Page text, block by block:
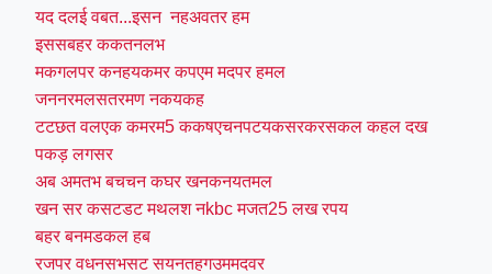
यद दलई वबत...इसन नहअवतर हम
इससबहर ककतनलभ
मकगलपर कनहयकमर कपएम मदपर हमल
जननरमलसतरमण नकयकह
टटछत वलएक कमरम5 ककषएचनपटयकसरकरसकल कहल दख
पकड़ लगसर
अब अमतभ बचचन कघर खनकनयतमल
खन सर कसटडट मथलश नkbc मजत25 लख रपय
बहर बनमडकल हब
रजपर वधनसभसट सयनतहगउममदवर